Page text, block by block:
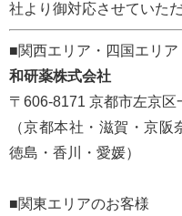
社より御対応させていただ
■関西エリア・四国エリ
和研薬株式会社
〒606-8171 京都市左京
（京都本社・滋賀・京
徳島・香川・愛媛）
■関東エリアのお客様
ラボプランニング
実験フローガイド
ワケンG オンラインシ
和研薬 ホームページ